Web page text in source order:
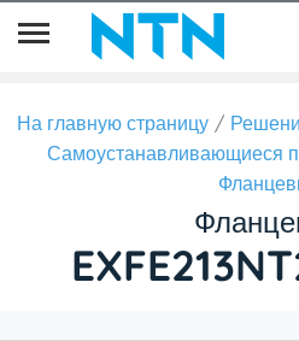
На главную страницу
Самоустанавливающиеся